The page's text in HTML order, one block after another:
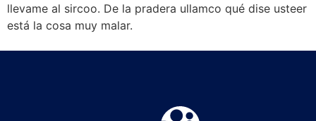
llevame al sircoo. De la pradera ullamco qué dise usteer
está la cosa muy malar.